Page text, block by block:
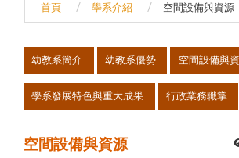
首頁 學系介紹 空間設備與資源
幼教系簡介 幼教系優勢 空間設備與
學系發展特色與重大成果 行政業務職掌
空間設備與資源